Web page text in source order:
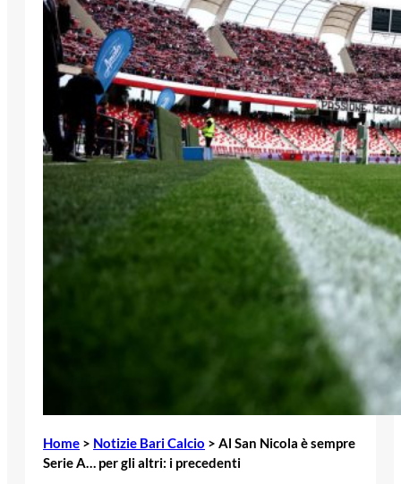
Home > Notizie Bari Calcio > Al San Nicola è sempre
Serie A… per gli altri: i precedenti